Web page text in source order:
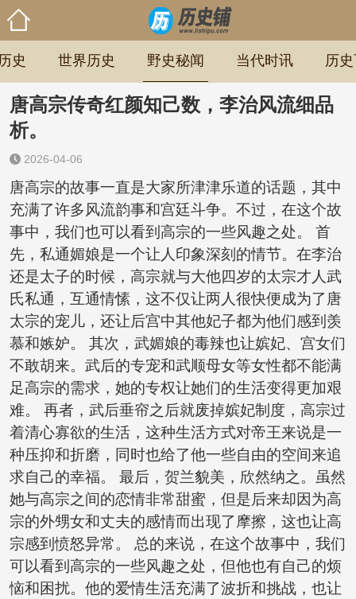
史 世界历史 野史秘闻 当代时讯 历
唐高宗传奇红颜知己数，李治风流细品
析。
2026-04-06
唐高宗的故事一直是大家所津津乐道的话题，其中
充满了许多风流韵事和宫廷斗争。不过，在这个故
事中，我们也可以看到高宗的一些风趣之处。 首
先，私通媚娘是一个让人印象深刻的情节。在李治
还是太子的时候，高宗就与大他四岁的太宗才人武
氏私通，互通情愫，这不仅让两人很快便成为了唐
太宗的宠儿，还让后宫中其他妃子都为他们感到羡
慕和嫉妒。 其次，武媚娘的毒辣也让嫔妃、宫女们
不敢胡来。武后的专宠和武顺母女等女性都不能满
足高宗的需求，她的专权让她们的生活变得更加艰
难。 再者，武后垂帘之后就废掉嫔妃制度，高宗过
着清心寡欲的生活，这种生活方式对帝王来说是一
种压抑和折磨，同时也给了他一些自由的空间来追
求自己的幸福。 最后，贺兰貌美，欣然纳之。虽然
她与高宗之间的恋情非常甜蜜，但是后来却因为高
宗的外甥女和丈夫的感情而出现了摩擦，这也让高
宗感到愤怒异常。 总的来说，在这个故事中，我们
可以看到高宗的一些风趣之处，但他也有自己的烦
恼和困扰。他的爱情生活充满了波折和挑战，也让